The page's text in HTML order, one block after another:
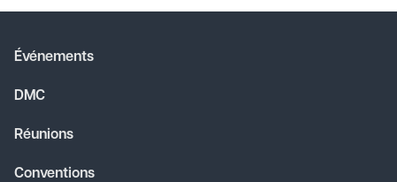
Événements
DMC
Réunions
Conventions